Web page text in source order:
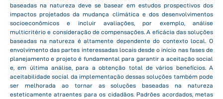
baseadas na natureza deve se basear em estudos prospectivos dos
impactos projetados da mudança climática e dos desenvolvimentos
socioeconômicos e incluir avaliações, por exemplo, análise
multicritério e consideração de compensações. A eficácia das soluções
baseadas na natureza é altamente dependente do contexto local. O
envolvimento das partes interessadas locais desde o início nas fases de
planejamento e projeto é fundamental para garantir a aceitação social
e, em última análise, para a obtenção total de vários benefícios. A
aceitabilidade social da implementação dessas soluções também pode
ser melhorada ao tornar as soluções baseadas na natureza
esteticamente atraentes para os cidadãos. Padrões acordados, metas